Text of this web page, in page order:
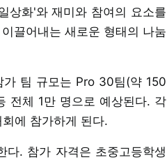
상화'와 재미와 참여의 요소를
끌어내는 새로운 형태의 나눔
가 팀 규모는 Pro 30팀(약 150
전체 1만 명으로 예상된다. 각
에 참가하게 된다.
. 참가 자격은 초중고등학생